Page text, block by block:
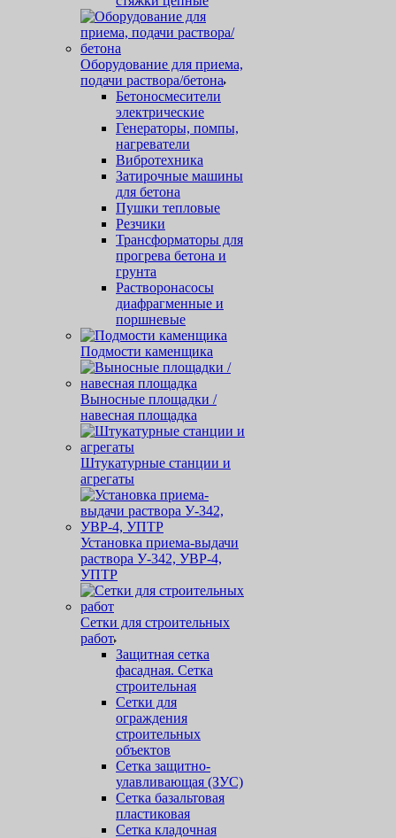
Оборудование для приема,
подачи раствора/бетона
Бетоносмесители
электрические
Генераторы, помпы,
нагреватели
Вибротехника
Затирочные машины
для бетона
Пушки тепловые
Резчики
Трансформаторы для
прогрева бетона и
грунта
Растворонасосы
диафрагменные и
поршневые
Подмости каменщика
Выносные площадки /
навесная площадка
Штукатурные станции и
агрегаты
Установка приема-выдачи
раствора У-342, УВР-4,
УПТР
Сетки для строительных
работ
Защитная cетка
фасадная. Сетка
строительная
Сетки для
ограждения
строительных
объектов
Сетка защитно-
улавливающая (ЗУС)
Сетка базальтовая
пластиковая
Сетка кладочная